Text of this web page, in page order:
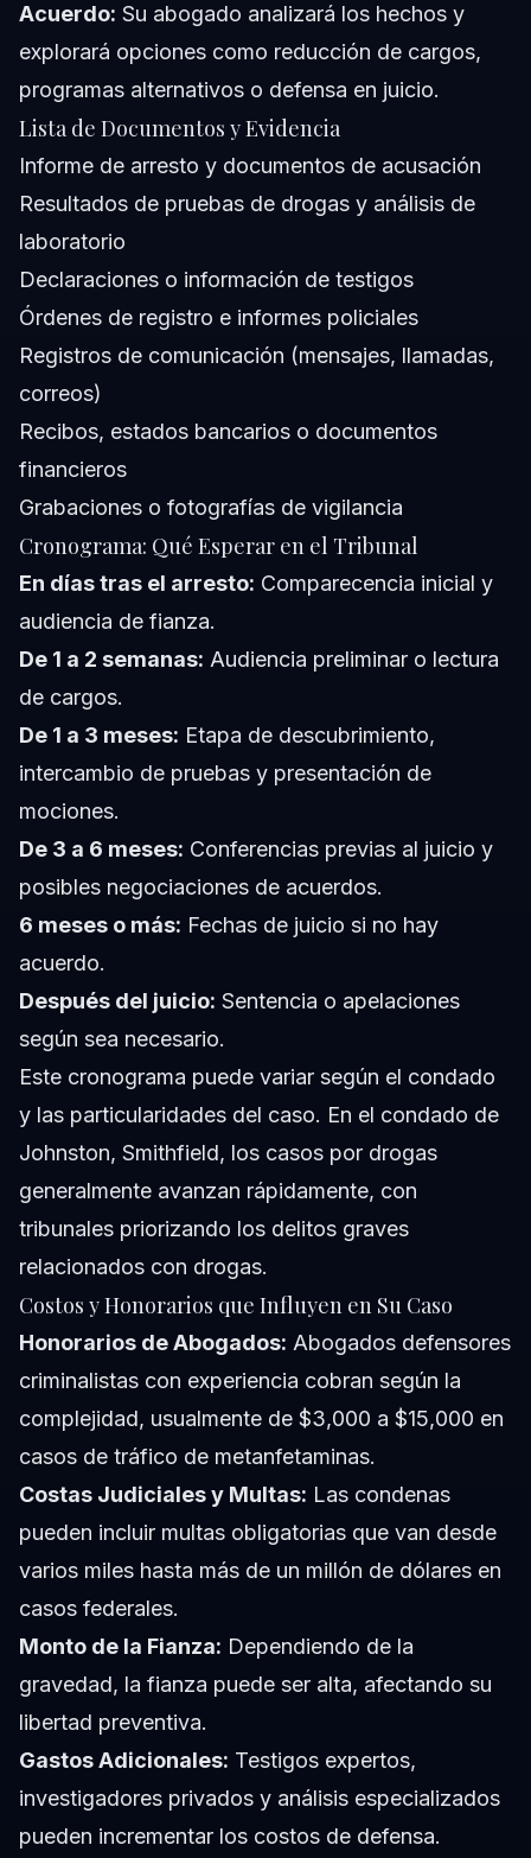
Acuerdo: Su abogado analizará los hechos y
explorará opciones como reducción de cargos,
programas alternativos o defensa en juicio.
Lista de Documentos y Evidencia
Informe de arresto y documentos de acusación
Resultados de pruebas de drogas y análisis de
laboratorio
Declaraciones o información de testigos
Órdenes de registro e informes policiales
Registros de comunicación (mensajes, llamadas,
correos)
Recibos, estados bancarios o documentos
financieros
Grabaciones o fotografías de vigilancia
Cronograma: Qué Esperar en el Tribunal
En días tras el arresto: Comparecencia inicial y
audiencia de fianza.
De 1 a 2 semanas: Audiencia preliminar o lectura
de cargos.
De 1 a 3 meses: Etapa de descubrimiento,
intercambio de pruebas y presentación de
mociones.
De 3 a 6 meses: Conferencias previas al juicio y
posibles negociaciones de acuerdos.
6 meses o más: Fechas de juicio si no hay
acuerdo.
Después del juicio: Sentencia o apelaciones
según sea necesario.
Este cronograma puede variar según el condado
y las particularidades del caso. En el condado de
Johnston, Smithfield, los casos por drogas
generalmente avanzan rápidamente, con
tribunales priorizando los delitos graves
relacionados con drogas.
Costos y Honorarios que Influyen en Su Caso
Honorarios de Abogados: Abogados defensores
criminalistas con experiencia cobran según la
complejidad, usualmente de $3,000 a $15,000 en
casos de tráfico de metanfetaminas.
Costas Judiciales y Multas: Las condenas
pueden incluir multas obligatorias que van desde
varios miles hasta más de un millón de dólares en
casos federales.
Monto de la Fianza: Dependiendo de la
gravedad, la fianza puede ser alta, afectando su
libertad preventiva.
Gastos Adicionales: Testigos expertos,
investigadores privados y análisis especializados
pueden incrementar los costos de defensa.